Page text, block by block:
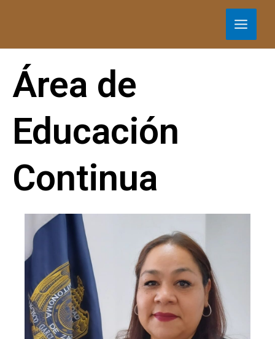
Área de
Educación
Continua